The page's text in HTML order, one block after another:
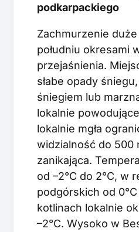
podkarpackiego
Zachmurzenie duże
południu okresami
przejaśnienia.
słabe opady
śniegiem lub
lokalnie
lokalnie mgła
widzialność do 500
zanikająca.
od –2°C do 2°C, w
podgórskich od
kotlinach lokalnie
–2°C. Wysoko w